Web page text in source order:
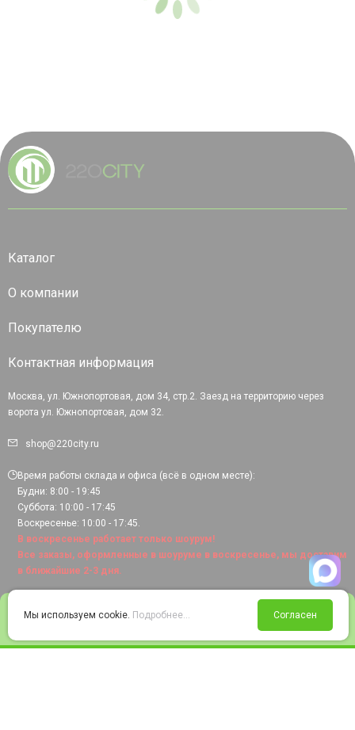
Войти Избранное Корзина
Каталог
О компании
Покупателю
Контактная информация
Москва, ул. Южнопортовая, дом 34, стр.2. Заезд на территорию через
ворота ул. Южнопортовая, дом 32.
shop@220city.ru
Время работы склада и офиса (всё в одном месте):
Будни: 8:00 - 19:45
Суббота: 10:00 - 17:45
Воскресенье: 10:00 - 17:45.
В воскресенье работает только шоурум!
Все заказы, оформленные в шоуруме в воскресенье, мы доставим
в ближайшие 2-3 дня.
Мы используем cookie. Подробнее... Согласен